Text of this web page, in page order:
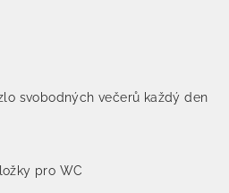
svobodných večerů každý den
pro WC